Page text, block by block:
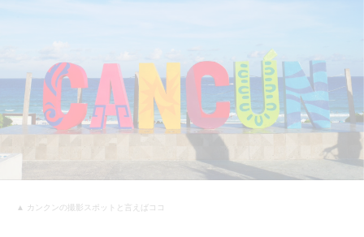
▲ カンクンの撮影スポットと言えばココ